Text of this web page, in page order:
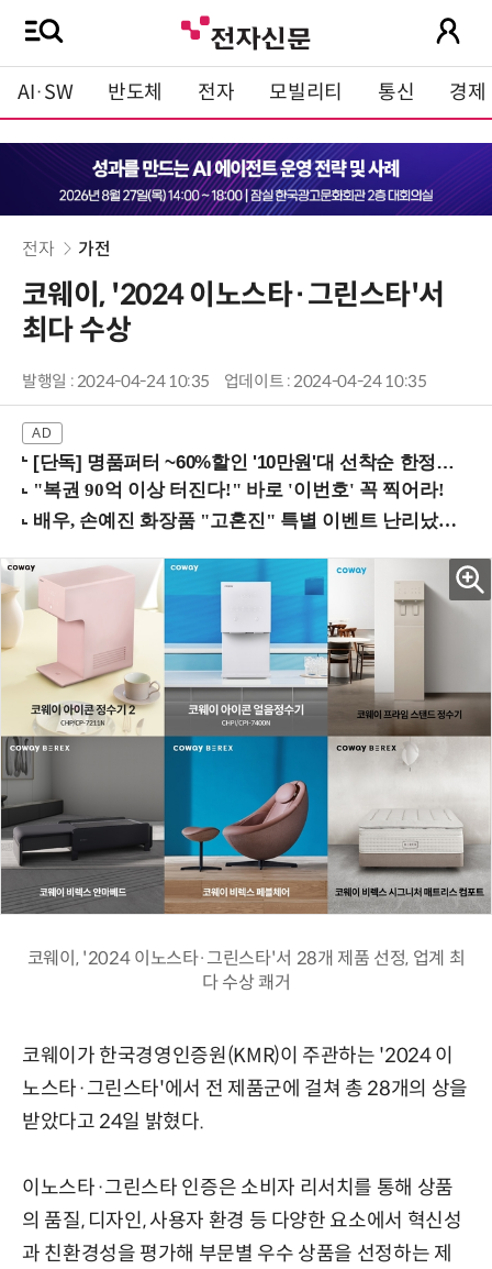
AI·SW 반도체 전자 모빌리티 통신 경제
전자 가전
코웨이, '2024 이노스타·그린스타'서
최다 수상
발행일 : 2024-04-24 10:35 업데이트 : 2024-04-24 10:35
[단독] 명품퍼터 ~60%할인 '10만원'대 선착순 한정판매!
코웨이, '2024 이노스타·그린스타'서 28개 제품 선정, 업계 최
다 수상 쾌거
코웨이가 한국경영인증원(KMR)이 주관하는 '2024 이
노스타·그린스타'에서 전 제품군에 걸쳐 총 28개의 상을
받았다고 24일 밝혔다.
이노스타·그린스타 인증은 소비자 리서치를 통해 상품
의 품질, 디자인, 사용자 환경 등 다양한 요소에서 혁신성
과 친환경성을 평가해 부문별 우수 상품을 선정하는 제